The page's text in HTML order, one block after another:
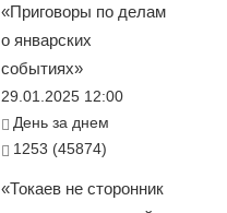
«Приговоры по делам
о январских
событиях»
29.01.2025 12:00
День за днем
1253 (45874)
«Токаев не сторонник